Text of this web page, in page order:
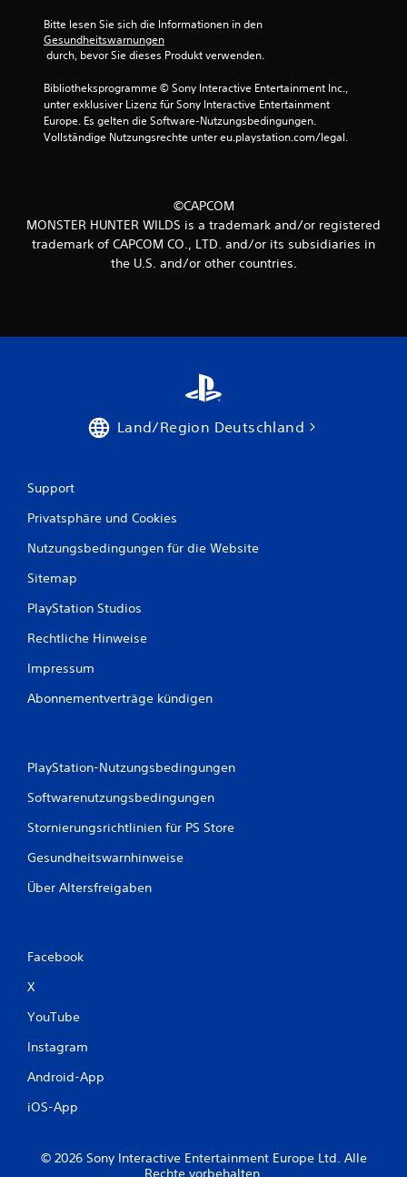
Bitte lesen Sie sich die Informationen in den
Gesundheitswarnungen
durch, bevor Sie dieses Produkt verwenden.
Bibliotheksprogramme © Sony Interactive Entertainment Inc.,
unter exklusiver Lizenz für Sony Interactive Entertainment
Europe. Es gelten die Software-Nutzungsbedingungen.
Vollständige Nutzungsrechte unter eu.playstation.com/legal.
©CAPCOM
MONSTER HUNTER WILDS is a trademark and/or registered
trademark of CAPCOM CO., LTD. and/or its subsidiaries in
the U.S. and/or other countries.
Land/Region Deutschland
Support
Privatsphäre und Cookies
Nutzungsbedingungen für die Website
Sitemap
PlayStation Studios
Rechtliche Hinweise
Impressum
Abonnementverträge kündigen
PlayStation-Nutzungsbedingungen
Softwarenutzungsbedingungen
Stornierungsrichtlinien für PS Store
Gesundheitswarnhinweise
Über Altersfreigaben
Facebook
X
YouTube
Instagram
Android-App
iOS-App
© 2026 Sony Interactive Entertainment Europe Ltd. Alle
Rechte vorbehalten.